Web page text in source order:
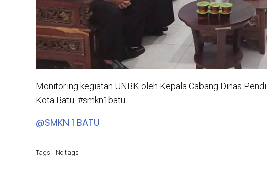
Monitoring kegiatan UNBK oleh Kepala Cabang Dinas
Kota Batu. #smkn1batu
@SMKN 1 BATU
Tags: No tags